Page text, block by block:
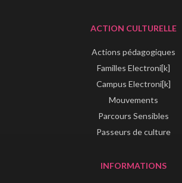
ACTION CULTURELLE
Actions pédagogiques
Familles Electroni[k]
Campus Electroni[k]
Mouvements
Parcours Sensibles
Passeurs de culture
INFORMATIONS